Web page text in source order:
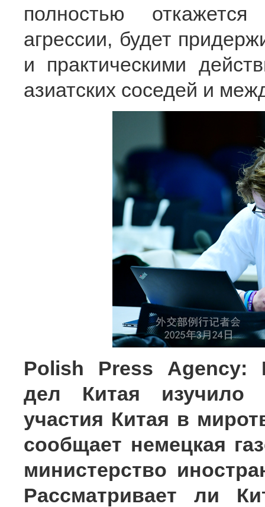
полностью
агрессии, будет
и практическими
азиатских соседей и
Polish Press Agency:
дел Китая изучило
участия Китая в
сообщает немецкая
министерство
Рассматривает ли